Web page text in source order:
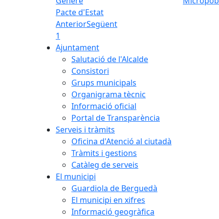
Pacte d'Estat
AnteriorSegüent
1
Ajuntament
Salutació de l'Alcalde
Consistori
Grups municipals
Organigrama tècnic
Informació oficial
Portal de Transparència
Serveis i tràmits
Oficina d'Atenció al ciutadà
Tràmits i gestions
Catàleg de serveis
El municipi
Guardiola de Berguedà
El municipi en xifres
Informació geogràfica